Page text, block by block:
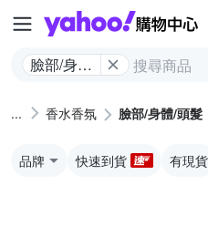
臉部/身體/
香水香氛 臉部/身體/頭髮
品牌 快速到貨 有現貨